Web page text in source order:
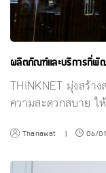
ผลิตภัณฑ์และบริการที่พั
THiNKNET มุ่งสร้า
ความสะดวกสบาย
Thanawat | 06/